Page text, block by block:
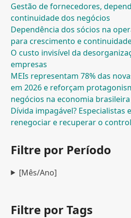
Gestão de fornecedores,
continuidade dos negócios
Dependência dos sócios na
para crescimento e
O custo invisível da
empresas
MEIs representam 78% das
em 2026 e reforçam
negócios na economia brasileira
Dívida impagável? Especialistas
renegociar e recuperar o
Filtre por Período
[Mês/Ano]
Filtre por Tags